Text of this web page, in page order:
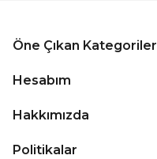
Öne Çıkan Kategoriler
Hesabım
Hakkımızda
Politikalar